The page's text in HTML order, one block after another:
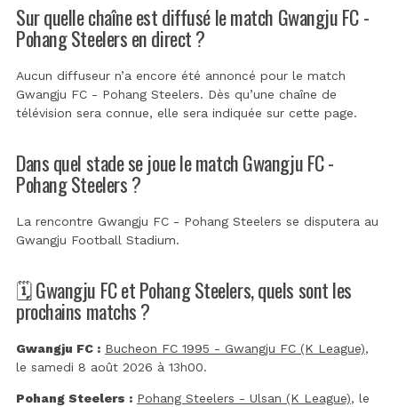
Sur quelle chaîne est diffusé le match Gwangju FC -
Pohang Steelers en direct ?
Aucun diffuseur n’a encore été annoncé pour le match
Gwangju FC - Pohang Steelers. Dès qu’une chaîne de
télévision sera connue, elle sera indiquée sur cette page.
Dans quel stade se joue le match Gwangju FC -
Pohang Steelers ?
La rencontre Gwangju FC - Pohang Steelers se disputera au
Gwangju Football Stadium.
🗓️ Gwangju FC et Pohang Steelers, quels sont les
prochains matchs ?
Gwangju FC : Bucheon FC 1995 - Gwangju FC (K League),
le samedi 8 août 2026 à 13h00.
Pohang Steelers : Pohang Steelers - Ulsan (K League), le